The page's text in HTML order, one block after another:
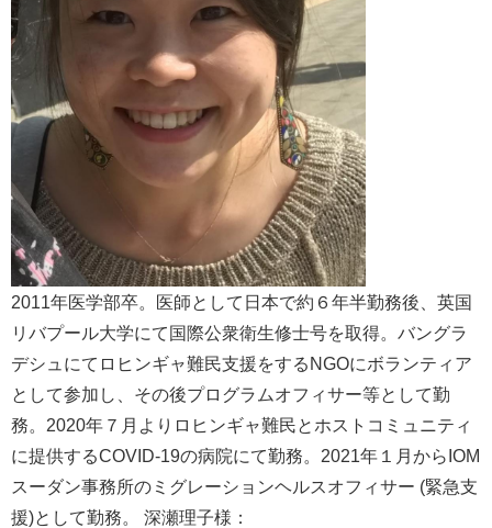
2011年医学部卒。医師として日本で約６年半勤務後、英国
リバプール大学にて国際公衆衛生修士号を取得。バングラ
デシュにてロヒンギャ難民支援をするNGOにボランティア
として参加し、その後プログラムオフィサー等として勤
務。2020年７月よりロヒンギャ難民とホストコミュニティ
に提供するCOVID-19の病院にて勤務。2021年１月からIOM
スーダン事務所のミグレーションヘルスオフィサー (緊急支
援)として勤務。 深瀬理子様：